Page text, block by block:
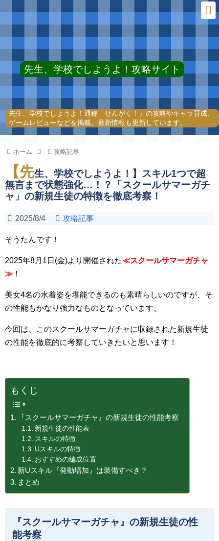
先生、学校でしようよ！攻略サイト
先生、学校でしようよ！通称「せんがく！」の攻略やキャラ育成、
ゲームレビューなどを掲載。最新情報も更新しています。
ホーム 攻略記事
【先生、学校でしようよ！】スキル1つで超
無言まで状態強化…！？「スクールサマーガチ
ャ」の新規生徒の特徴を徹底考察！
2025/8/4 攻略記事
そうたんです！
2025年8月1日(金)より開催された≪スクールサマーガチャ
≫ ！
美女4名の水着姿を堪能できるのも素晴らしいのですが、そ
の性能もかなり強力なものとなっています。
今回は、このスクールサマーガチャに収録された新規生徒
の性能を徹底的に考察していきたいと思います！
もくじ
『スクールサマーガチャ』の新規生徒の性能考察
新規生徒の性能表
スキルの特徴
Uスキルの特徴
おすすめの編成位置
新Uスキル『発動増加』は装備すべき？
まとめ
『スクールサマーガチャ』の新規生徒の性
能考察